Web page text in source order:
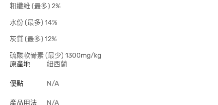
粗纖維 (最多) 2%
水份 (最多) 14%
灰質 (最多) 12%
硫酸軟骨素 (最少) 1300mg/kg
原產地
紐西蘭
優點 N/A
產品用法 N/A